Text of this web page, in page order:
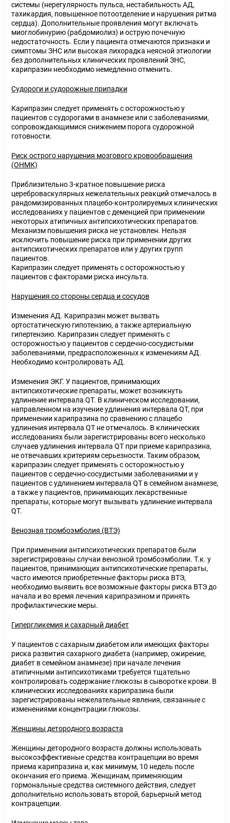
системы (нерегулярность пульса, нестабильность АД,
тахикардия, повышенное потоотделение и нарушения ритма
сердца). Дополнительные проявления могут включать
миоглобинурию (рабдомиолиз) и острую почечную
недостаточность. Если у пациента отмечаются признаки и
симптомы ЗНС или высокая лихорадка неясной этиологии
без дополнительных клинических проявлений ЗНС,
карипразин необходимо немедленно отменить.
Судороги и судорожные припадки
Карипразин следует применять с осторожностью у
пациентов с судорогами в анамнезе или с заболеваниями,
сопровождающимися снижением порога судорожной
готовности.
Риск острого нарушения мозгового кровообращения
(ОНМК)
Приблизительно 3-кратное повышение риска
цереброваскулярных нежелательных реакций отмечалось в
рандомизированных плацебо-контролируемых клинических
исследованиях у пациентов с деменцией при применении
некоторых атипичных антипсихотических препаратов.
Механизм повышения риска не установлен. Нельзя
исключить повышение риска при применении других
антипсихотических препаратов или у других групп
пациентов.
Карипразин следует применять с осторожностью у
пациентов с факторами риска инсульта.
Нарушения со стороны сердца и сосудов
Изменения АД. Карипразин может вызвать
ортостатическую гипотензию, а также артериальную
гипертензию. Карипразин следует применять с
осторожностью у пациентов с сердечно-сосудистыми
заболеваниями, предрасположенных к изменениям АД.
Необходимо контролировать АД.
Изменения ЭКГ. У пациентов, принимающих
антипсихотические препараты, может возникнуть
удлинение интервала QT. В клиническом исследовании,
направленном на изучение удлинения интервала QT, при
применении карипразина по сравнению с плацебо
удлинения интервала QT не отмечалось. В клинических
исследованиях были зарегистрированы всего несколько
случаев удлинения интервала QT при приеме карипразина,
не отвечавших критериям серьезности. Таким образом,
карипразин следует применять с осторожностью у
пациентов с сердечно-сосудистыми заболеваниями и у
пациентов с удлинением интервала QT в семейном анамнезе,
а также у пациентов, принимающих лекарственные
препараты, которые могут вызывать удлинение интервала
QT.
Венозная тромбоэмболия (ВТЭ)
При применении антипсихотических препаратов были
зарегистрированы случаи венозной тромбоэмболии. Т.к. у
пациентов, принимающих антипсихотические препараты,
часто имеются приобретенные факторы риска ВТЭ,
необходимо выявить все возможные факторы риска ВТЭ до
начала и во время лечения карипразином и принять
профилактические меры.
Гипергликемия и сахарный диабет
У пациентов с сахарным диабетом или имеющих факторы
риска развития сахарного диабета (например, ожирение,
диабет в семейном анамнезе) при начале лечения
атипичными антипсихотиками требуется тщательно
контролировать содержание глюкозы в сыворотке крови. В
клинических исследованиях карипразина были
зарегистрированы нежелательные явления, связанные с
изменениями концентрации глюкозы.
Женщины детородного возраста
Женщины детородного возраста должны использовать
высокоэффективные средства контрацепции во время
приема карипразина и, как минимум, 10 недель после
окончания его приема. Женщинам, применяющим
гормональные средства системного действия, следует
дополнительно использовать второй, барьерный метод
контрацепции.